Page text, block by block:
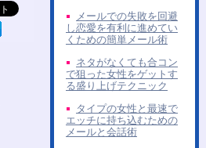
メールでの失敗を回避
し恋愛を有利に進めてい
くための簡単メール術
ネタがなくても合コン
で狙った女性をゲットす
る盛り上げテクニック
タイプの女性と最速で
エッチに持ち込むための
メールと会話術